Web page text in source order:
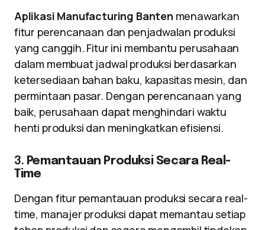
Aplikasi Manufacturing Banten menawarkan
fitur perencanaan dan penjadwalan produksi
yang canggih. Fitur ini membantu perusahaan
dalam membuat jadwal produksi berdasarkan
ketersediaan bahan baku, kapasitas mesin, dan
permintaan pasar. Dengan perencanaan yang
baik, perusahaan dapat menghindari waktu
henti produksi dan meningkatkan efisiensi.
3. Pemantauan Produksi Secara Real-
Time
Dengan fitur pemantauan produksi secara real-
time, manajer produksi dapat memantau setiap